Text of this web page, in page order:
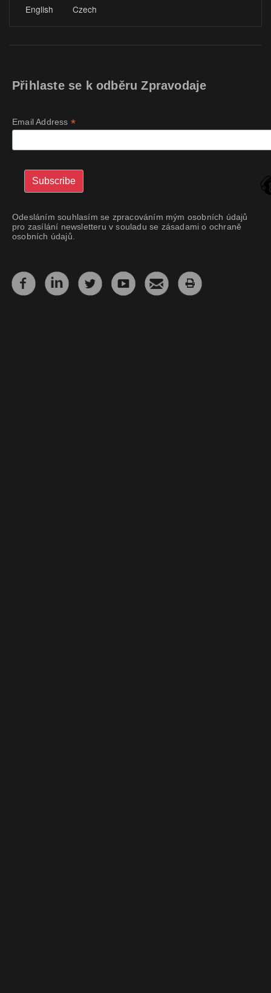
English Czech
Přihlaste se k odběru Zpravodaje
Email Address *
Odesláním souhlasím se zpracováním mým osobních údajů
pro zasílání newsletteru v souladu se zásadami o ochraně
osobních údajů.